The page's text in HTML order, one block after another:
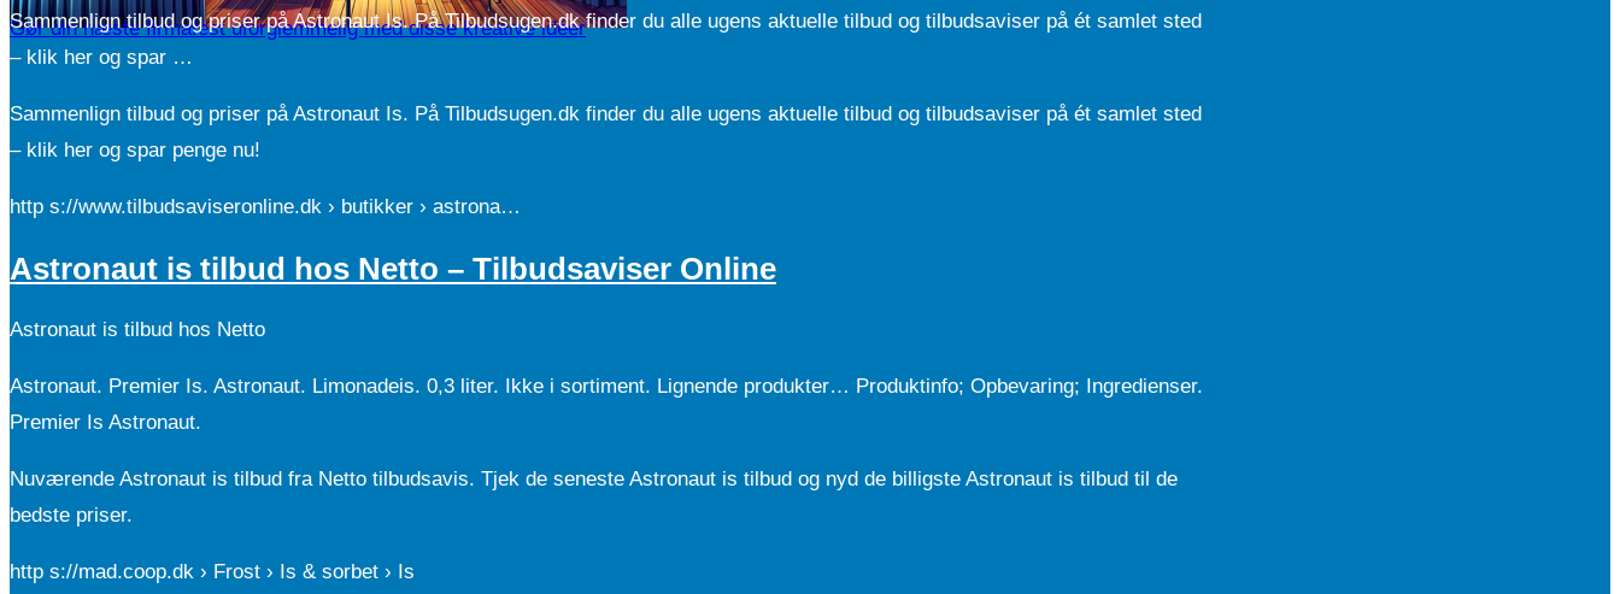
Gør din næste firmafest uforglemmelig med disse kreative idéer
Sammenlign tilbud og priser på Astronaut Is. På Tilbudsugen.dk finder du alle ugens aktuelle tilbud og tilbudsaviser på ét samlet sted
– klik her og spar …
Sammenlign tilbud og priser på Astronaut Is. På Tilbudsugen.dk finder du alle ugens aktuelle tilbud og tilbudsaviser på ét samlet sted
– klik her og spar penge nu!
http s://www.tilbudsaviseronline.dk › butikker › astrona…
Astronaut is tilbud hos Netto – Tilbudsaviser Online
Astronaut is tilbud hos Netto
Astronaut. Premier Is. Astronaut. Limonadeis. 0,3 liter. Ikke i sortiment. Lignende produkter… Produktinfo; Opbevaring; Ingredienser.
Premier Is Astronaut.
Nuværende Astronaut is tilbud fra Netto tilbudsavis. Tjek de seneste Astronaut is tilbud og nyd de billigste Astronaut is tilbud til de
bedste priser.
http s://mad.coop.dk › Frost › Is & sorbet › Is